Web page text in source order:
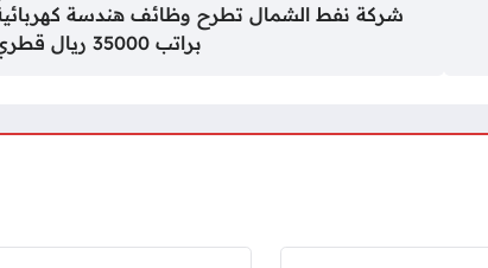
شركة نفط الشمال تطرح وظائف هندسة
براتب 35000 ريال قطري